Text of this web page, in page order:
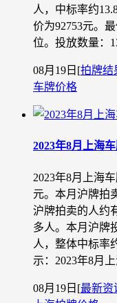
人，中标率约
价为92753元。
位。投放数量：
08月19日 [拍牌结
车牌价格
2023年8月上海
2023年8月上海
元。本月沪牌拍
沪牌拍卖的人约
多人。本月沪牌
人，整体中标率
示：2023年8月
08月19日 [最新资